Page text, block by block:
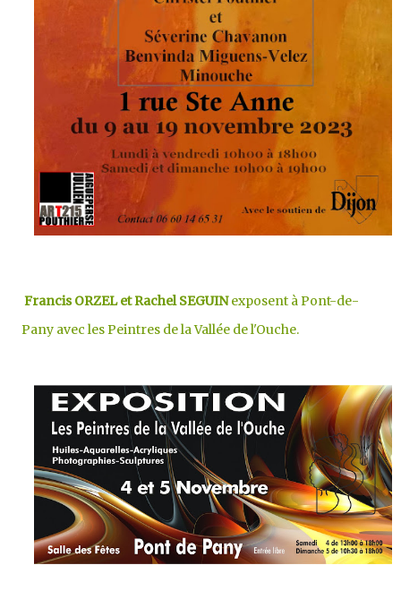
Francis ORZEL et Rachel SEGUINexposent à Pont-de-
Pany avec les Peintres de la Vallée de l'Ouche.